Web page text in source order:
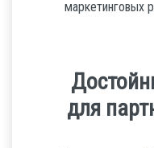
маркетинговых
для